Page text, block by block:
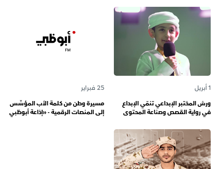
1 أبريل
ورش المختبر الإبداعي تنمّي الإبداع
في رواية القصص وصناعة المحتوى
الصغار
25 فبراير
مسيرة وطن من كلمة الأب المؤسِّس
إلى المنصات الرقمية - «إذاعة أبوظبي